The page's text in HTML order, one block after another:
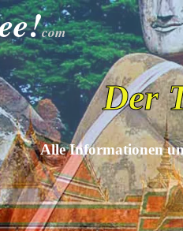
com
Der
Alle Informationen